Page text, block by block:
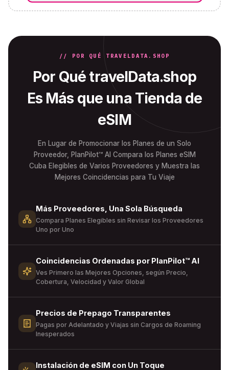
// POR QUÉ TRAVELDATA.SHOP
Por Qué travelData.shop
Es Más que una Tienda de
eSIM
En Lugar de Promocionar los Planes de un Solo
Proveedor, PlanPilot™ AI Compara los Planes eSIM
Cuba Elegibles de Varios Proveedores y Muestra las
Mejores Coincidencias para Tu Viaje
Más Proveedores, Una Sola Búsqueda
Compara Planes Elegibles sin Revisar los Proveedores
Uno por Uno
Coincidencias Ordenadas por PlanPilot™ AI
Ves Primero las Mejores Opciones, según Precio,
Cobertura, Velocidad y Valor Global
Precios de Prepago Transparentes
Pagas por Adelantado y Viajas sin Cargos de Roaming
Inesperados
Instalación de eSIM con Un Toque